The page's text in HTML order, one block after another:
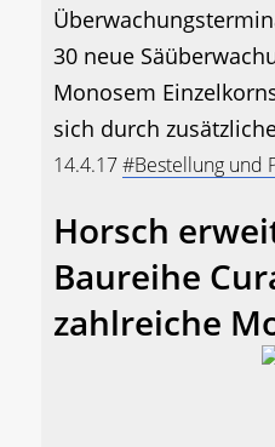
30 neue
Monosem
sich durch
14.4.17#Bestellung und
Horsch
Baureihe
zahlreiche